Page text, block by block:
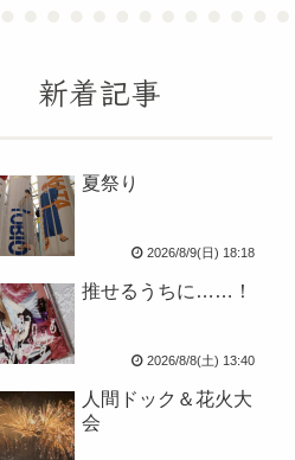
新着記事
夏祭り
2026/8/9(日) 18:18
推せるうちに……！
2026/8/8(土) 13:40
人間ドック＆花火大
会